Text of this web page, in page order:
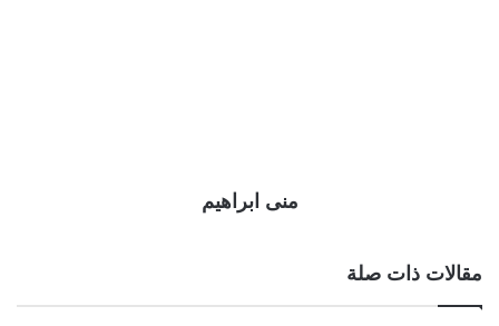
منى ابراهيم
مقالات ذات صلة